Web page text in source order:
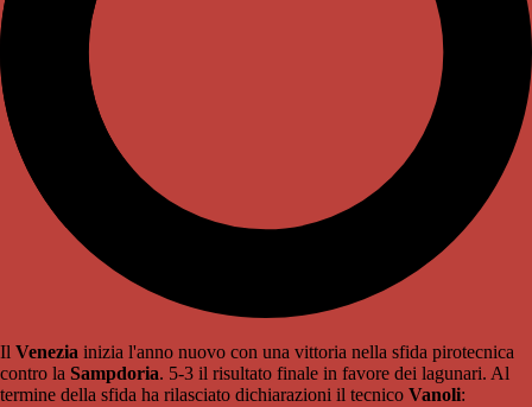
Il Venezia inizia l'anno nuovo con una vittoria nella sfida pirotecnica
contro la Sampdoria. 5-3 il risultato finale in favore dei lagunari. Al
termine della sfida ha rilasciato dichiarazioni il tecnico Vanoli: